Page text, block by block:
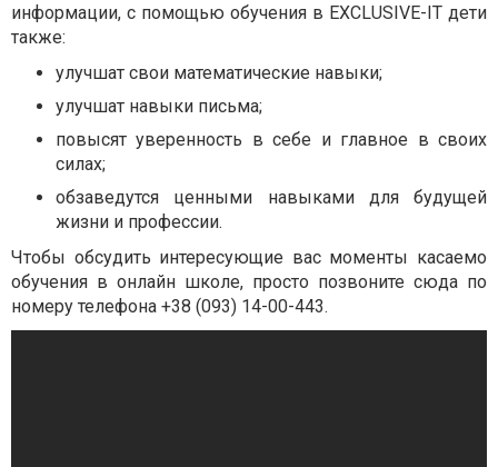
информации, с помощью обучения в EXCLUSIVE-IT дети
также:
улучшат свои математические навыки;
улучшат навыки письма;
повысят уверенность в себе и главное в своих
силах;
обзаведутся ценными навыками для будущей
жизни и профессии.
Чтобы обсудить интересующие вас моменты касаемо
обучения в онлайн школе, просто позвоните сюда по
номеру телефона +38 (093) 14-00-443.